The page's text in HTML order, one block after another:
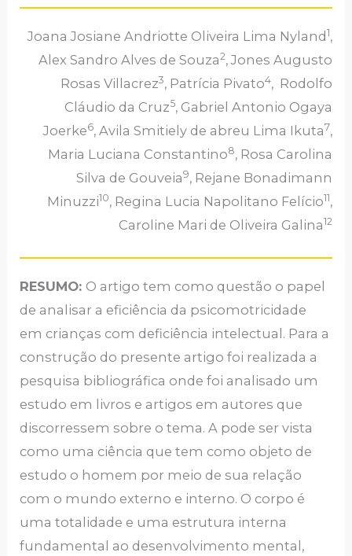
Joana Josiane Andriotte Oliveira Lima Nyland1,
Alex Sandro Alves de Souza2, Jones Augusto
Rosas Villacrez3, Patrícia Pivato4, Rodolfo
Cláudio da Cruz5, Gabriel Antonio Ogaya
Joerke6, Avila Smitiely de abreu Lima Ikuta7,
Maria Luciana Constantino8, Rosa Carolina
Silva de Gouveia9, Rejane Bonadimann
Minuzzi10, Regina Lucia Napolitano Felício11,
Caroline Mari de Oliveira Galina12
RESUMO: O artigo tem como questão o papel
de analisar a eficiência da psicomotricidade
em crianças com deficiência intelectual. Para a
construção do presente artigo foi realizada a
pesquisa bibliográfica onde foi analisado um
estudo em livros e artigos em autores que
discorressem sobre o tema. A pode ser vista
como uma ciência que tem como objeto de
estudo o homem por meio de sua relação
com o mundo externo e interno. O corpo é
uma totalidade e uma estrutura interna
fundamental ao desenvolvimento mental,